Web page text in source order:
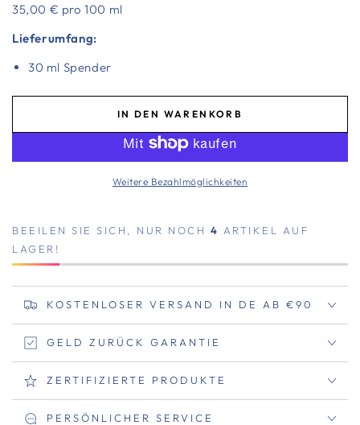
35,00 € pro 100 ml
Lieferumfang:
30 ml Spender
IN DEN WARENKORB
Weitere Bezahlmöglichkeiten
BEEILEN SIE SICH, NUR NOCH 4 ARTIKEL AUF
LAGER!
KOSTENLOSER VERSAND IN DE AB €90
GELD ZURÜCK GARANTIE
ZERTIFIZIERTE PRODUKTE
PERSÖNLICHER SERVICE